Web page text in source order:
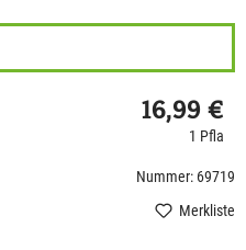
16,99 €
1 Pfla
Nummer: 69719
Merkliste